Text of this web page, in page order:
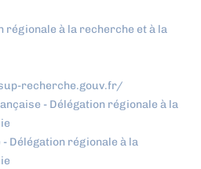
régionale à la recherche et à la
recherche.gouv.fr/
- Délégation régionale à la